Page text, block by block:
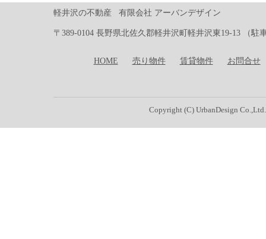
軽井沢の不動産 有限会社 アーバンデザイン
〒389-0104 長野県北佐久郡軽井沢町軽井沢東19-13 （駐
HOME 売り物件 賃貸物件 お問合せ
Copyright (C) UrbanDesign